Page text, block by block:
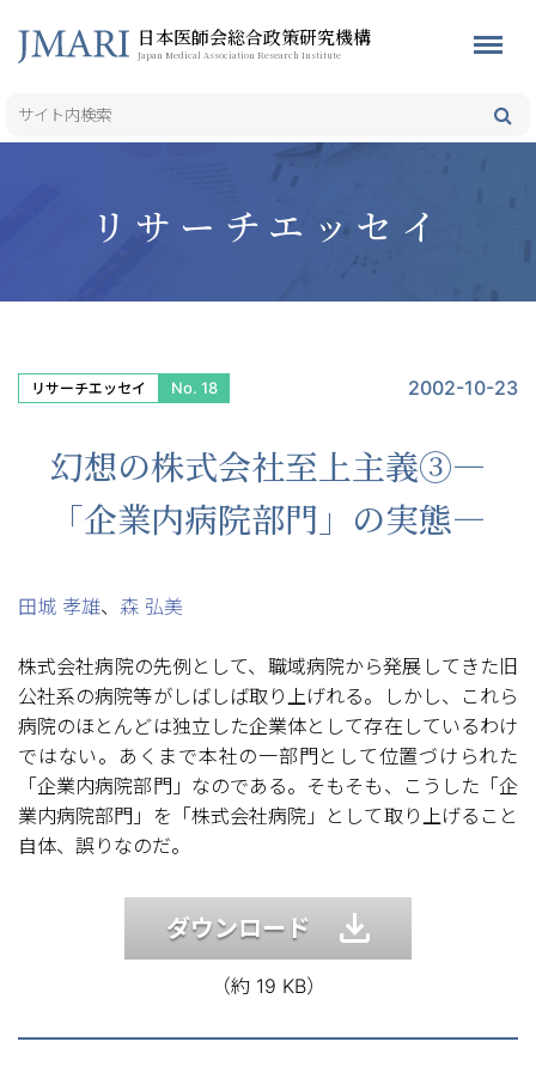
日本医師会総合政策研究機構
Japan Medical Association Research Institute
リサーチエッセイ
リサーチエッセイ No. 18 2002-10-23
幻想の株式会社至上主義③—
「企業内病院部門」の実態—
田城 孝雄、 森 弘美
株式会社病院の先例として、職域病院から発展してきた旧
公社系の病院等がしばしば取り上げれる。しかし、これら
病院のほとんどは独立した企業体として存在しているわけ
ではない。あくまで本社の一部門として位置づけられた
「企業内病院部門」なのである。そもそも、こうした「企
業内病院部門」を「株式会社病院」として取り上げること
自体、誤りなのだ。
ダウンロード
（約 19 KB）